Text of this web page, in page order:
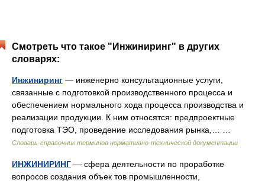
Смотреть что такое "Инжиниринг" в других
словарях:
Инжиниринг — инженерно консультационные услуги,
связанные с подготовкой производственного процесса и
обеспечением нормального хода процесса производства и
реализации продукции. К ним относятся: предпроектные
подготовка ТЭО, проведение исследования рынка,… …
Словарь-справочник терминов нормативно-технической документации
ИНЖИНИРИНГ — сфера деятельности по проработке
вопросов создания объек тов промышленности,